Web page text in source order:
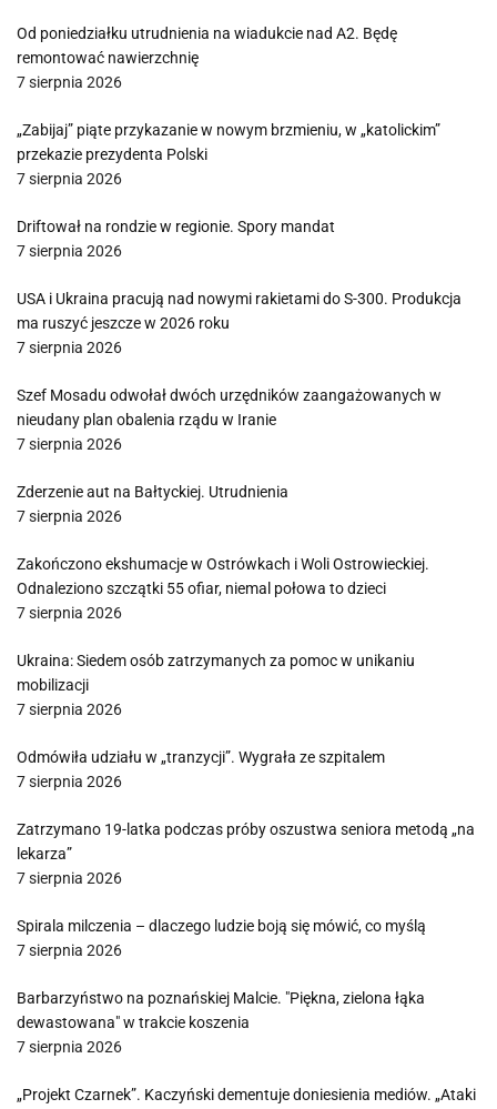
Od poniedziałku utrudnienia na wiadukcie nad A2. Będę
remontować nawierzchnię
7 sierpnia 2026
„Zabijaj” piąte przykazanie w nowym brzmieniu, w „katolickim”
przekazie prezydenta Polski
7 sierpnia 2026
Driftował na rondzie w regionie. Spory mandat
7 sierpnia 2026
USA i Ukraina pracują nad nowymi rakietami do S-300. Produkcja
ma ruszyć jeszcze w 2026 roku
7 sierpnia 2026
Szef Mosadu odwołał dwóch urzędników zaangażowanych w
nieudany plan obalenia rządu w Iranie
7 sierpnia 2026
Zderzenie aut na Bałtyckiej. Utrudnienia
7 sierpnia 2026
Zakończono ekshumacje w Ostrówkach i Woli Ostrowieckiej.
Odnaleziono szczątki 55 ofiar, niemal połowa to dzieci
7 sierpnia 2026
Ukraina: Siedem osób zatrzymanych za pomoc w unikaniu
mobilizacji
7 sierpnia 2026
Odmówiła udziału w „tranzycji”. Wygrała ze szpitalem
7 sierpnia 2026
Zatrzymano 19-latka podczas próby oszustwa seniora metodą „na
lekarza”
7 sierpnia 2026
Spirala milczenia – dlaczego ludzie boją się mówić, co myślą
7 sierpnia 2026
Barbarzyństwo na poznańskiej Malcie. "Piękna, zielona łąka
dewastowana" w trakcie koszenia
7 sierpnia 2026
„Projekt Czarnek”. Kaczyński dementuje doniesienia mediów. „Ataki